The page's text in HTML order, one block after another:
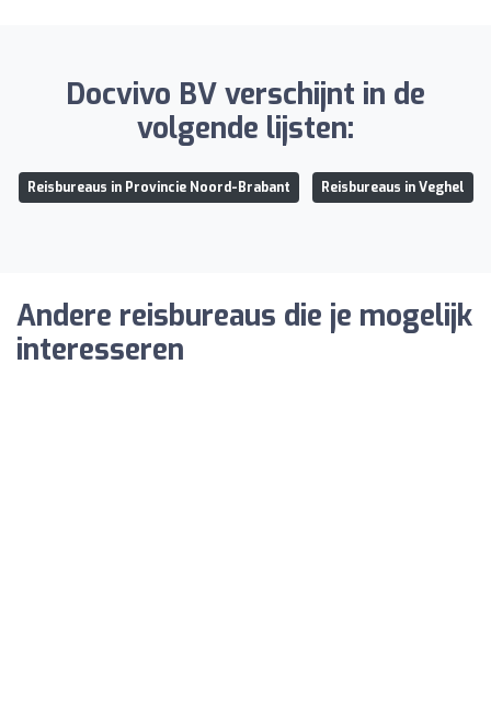
Docvivo BV verschijnt in de
volgende lijsten:
Reisbureaus in Provincie Noord-Brabant Reisbureaus in Veghel
Andere reisbureaus die je mogelijk
interesseren